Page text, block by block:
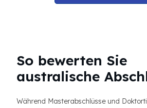
So bewerten Sie
australische
Während Masterabschlüsse und